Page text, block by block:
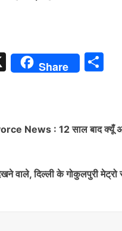
X Share
News : 12 साल बाद क्यूँ
वाले, दिल्ली के गोकुलपुरी